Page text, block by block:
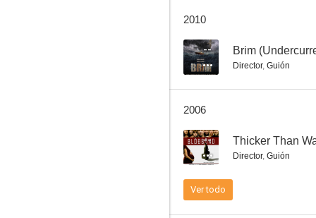
2010
-- Brim
Director, Guión
2006
-- Thicker Than
Director, Guión
Ver todo